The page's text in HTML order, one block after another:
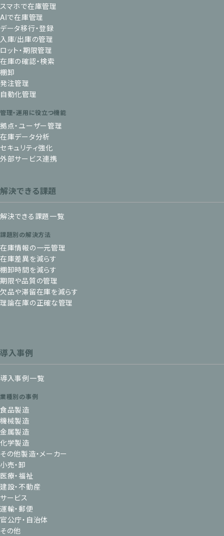
スマホで在庫管理
AIで在庫管理
データ移行・登録
入庫/出庫の管理
ロット・期限管理
在庫の確認・検索
棚卸
発注管理
自動化管理
管理・運用に役立つ機能
拠点・ユーザー管理
在庫データ分析
セキュリティ強化
外部サービス連携
解決できる課題
解決できる課題一覧
課題別の解決方法
在庫情報の一元管理
在庫差異を減らす
棚卸時間を減らす
期限や品質の管理
欠品や滞留在庫を減らす
理論在庫の正確な管理
導入事例
導入事例一覧
業種別の事例
食品製造
機械製造
金属製造
化学製造
その他製造・メーカー
小売・卸
医療・福祉
建設・不動産
サービス
運輸・郵便
官公庁・自治体
その他